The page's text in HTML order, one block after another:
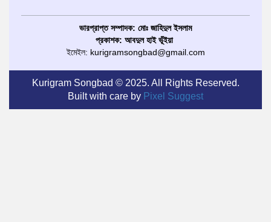
ভারপ্রাপ্ত সম্পাদক: মোঃ জাহিদুল ইসলাম
প্রকাশক: আবদুল হাই ভূঁইয়া
ইমেইল: kurigramsongbad@gmail.com
Kurigram Songbad © 2025. All Rights Reserved.
Built with care by Pixel Suggest